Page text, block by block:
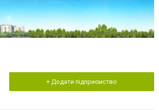
+ Додати підприємство